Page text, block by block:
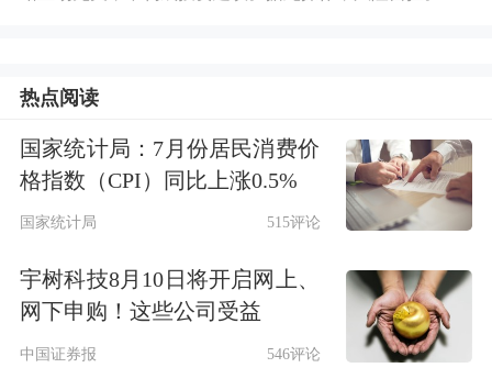
工业安全领域示范应用；支持建设脑机
接口产业集聚区。今年8月，湖北脑机
接口产业创新发展联盟在光谷成立，聚
队，通过共建联合实验室、开放共享实
验平台、组织交流活动，加速脑机接口
热点阅读
国家统计局：7月份居民消费价
格指数（CPI）同比上涨0.5%
国家统计局 515评论
宇树科技8月10日将开启网上、
网下申购！这些公司受益
中国证券报 546评论